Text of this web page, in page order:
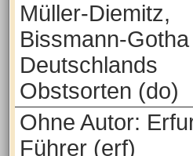
Müller-Diemitz,
Bissmann-
Deutschlands
Obstsorten (do)
Ohne Autor:
Führer (erf)